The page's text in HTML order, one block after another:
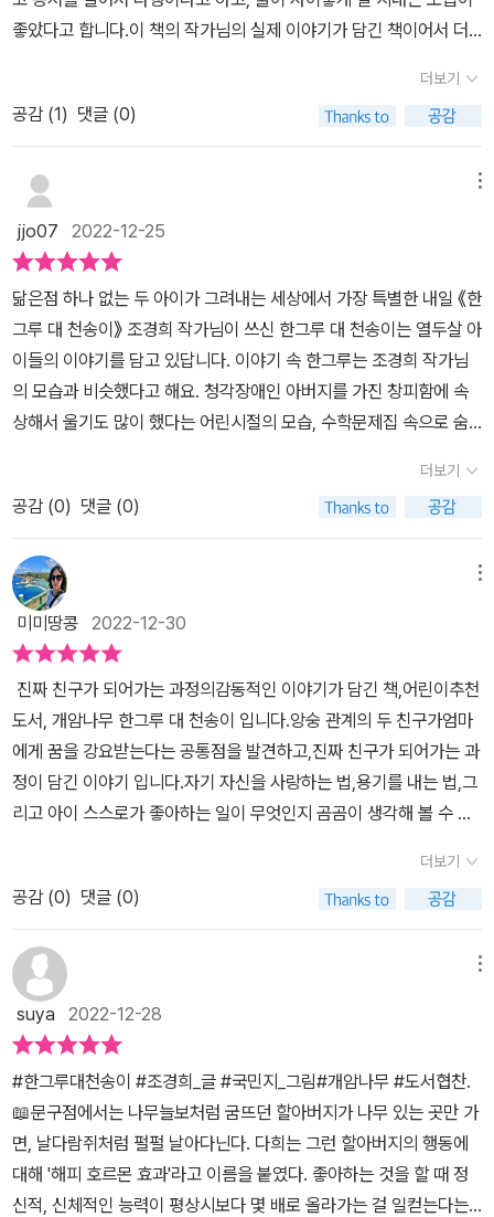
좋았다고 합니다.이 책의 작가님의 실제 이야기가 담긴 책이어서 더
동화작가를 꿈꾸며 살았던 작가님이 진짜 동화작가가 되어서그 때를
회상하며 지은 책입니다. 어린 시절에는 아빠가 창피하고 속상했다고
합니다. 부모님보다 더 나은 삶을 살길 바라면서 이렇게 좋은 책을 만
들었습니다. 꿈을 꾸면 가난한 사람도 이룰 수 있다는 명언을 남기셨
더보기
공감 (1) 댓글 (0)
jjo07 2022-12-25
닮은점 하나 없는 두 아이가 그려내는 세상에서 가장 특별한 내일 《한
그루 대 천송이》 조경희 작가님이 쓰신 한그루 대 천송이는 열두살 아
이들의 이야기를 담고 있답니다. 이야기 속 한그루는 조경희 작가님
의 모습과 비슷했다고 해요. 청각장애인 아버지를 가진 창피함에 속
상해서 울기도 많이 했다는 어린시절의 모습, 수학문제집 속으로 숨
환경이라 부끄러웠겠지만 이렇게 아이들 마음을 어루만져주시는 책
을 써주시는 작가님이 되셨네요. 한그루 대 천송이 이야기 읽어보러
갈까요? 오늘도 천송이는 친구들에게 둘러싸여있어요. 유명화장품
회사에서 어린이용으로 출시한 '도도 메이크업' 가방을 들고 천송이가
등장했거든요. 거기다 다른 아이들과 다르게 진주알이 박힌 슬리퍼까
지. 자신의 개성을 그대로 표현한 모습이네요. 그런 천송이의 등장에
한그루의 마음은 더 불편해졌어요. 자신의 실내화가 더 지저분하게
느껴져 또다시 수학문제집을 열심히 풀었지요. '도도 메이크업' 가방
을 보고 심쿵하지 않는 아이들은 없을정도라던 그 말처럼, 한그루는
교실에서는 모른척했지만 어느새 화장품가게에 있는 테스트 코너로
가서 화장을 해보고 있어요. 손에 잡히는 대로 바르다보니 얼룩덜룩
해 진 모습의 한그루네요. 한그루의 모습이 짠해보였어요. 한그루는
자신의 모습이 부끄러웠는지 후드로 얼굴을 가리고 집으로 들어갔지
요. 천송이와 한그루는 너무나도 다른 가정환경에서 자라고 있어요.
살 수 있었지요. 그리고 엄마가 짜 준 스케줄대로 영어, 미술, 피아노
까지 갖은 학원에 과외까지 다니느라 하루 일과가 바쁘게 움직이고
있답니다. 그런 천송이를 엄마는 매일 데리러 오고 있지요. 그에 반해
한그루는 가난한 환경에서 자라 모든 사람들이 가난하게 살았으면 좋
겠다고 생각을 해요. 집에서는 청각장애인인 아빠와 엄마가 없을때만
티비를 조금 보고 평소에는 수학문제집을 풀면서 하루를 보내지요.
학교에서 조차 자신의 감정을 숨기고 자발적 왕따를 자처하면서 수학
문제집 속으로 숨어버리는 아이랍니다. 너무나 완벽해보이는 천송이
이지만 아무도 모르는 줄 알았던 비밀을 한그루가 보게 된답니다. 한
더보기
공감 (0) 댓글 (0)
미미땅콩 2022-12-30
​ 진짜 친구가 되어가는 과정의감동적인 이야기가 담긴 책,어린이추천
도서, 개암나무 한그루 대 천송이 입니다.앙숭 관계의 두 친구가엄마
에게 꿈을 강요받는다는 공통점을 발견하고,진짜 친구가 되어가는 과
정이 담긴 이야기 입니다.자기 자신을 사랑하는 법,용기를 내는 법,그
리고 아이 스스로가 좋아하는 일이 무엇인지 곰곰이 생각해 볼 수 있
위하는 마음만 있다면진정한 우정을 나눌 수 있다는 것도 배울 수 있
었어요. ​​​​​​​
더보기
공감 (0) 댓글 (0)
suya 2022-12-28
#한그루대천송이 #조경희_글 #국민지_그림#개암나무 #도서협찬.
📖문구점에서는 나무늘보처럼 굼뜨던 할아버지가 나무 있는 곳만 가
면, 날다람쥐처럼 펄펄 날아다닌다. 다희는 그런 할아버지의 행동에
대해 '해피 호르몬 효과'라고 이름을 붙였다. 좋아하는 것을 할 때 정
신적, 신체적인 능력이 평상시보다 몇 배로 올라가는 걸 일컫는다는